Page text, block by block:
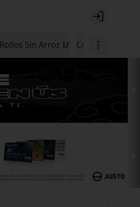
Login
Rollos Sin Arroz 🥢 Cremas🥣